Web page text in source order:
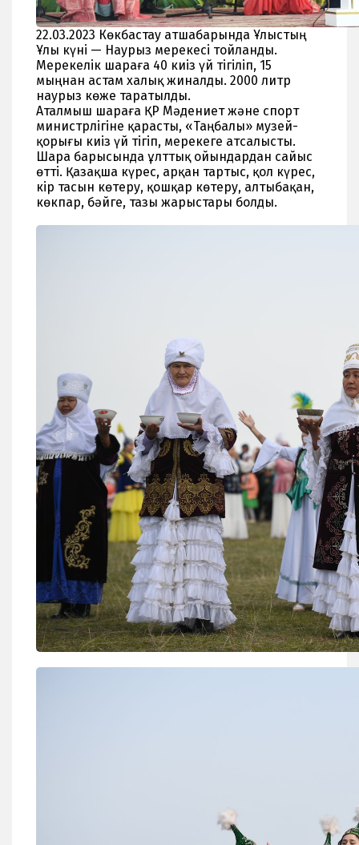
22.03.2023 Көкбастау атшабарында Ұлыстың
Ұлы күні — Наурыз мерекесі тойланды.
Мерекелік шараға 40 киіз үй тігіліп, 15
мыңнан астам халық жиналды. 2000 литр
наурыз көже таратылды.
Аталмыш шараға ҚР Мәдениет және спорт
министрлігіне қарасты, «Таңбалы» музей-
қорығы киіз үй тігіп, мерекеге атсалысты.
Шара барысында ұлттық ойындардан сайыс
өтті. Қазақша күрес, арқан тартыс, қол күрес,
кір тасын көтеру, қошқар көтеру, алтыбақан,
көкпар, бәйге, тазы жарыстары болды.